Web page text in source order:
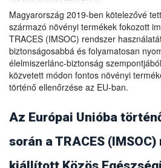
Magyarország 2019-ben kötelezővé
származó növényi termékek fokozott
TRACES (IMSOC) rendszer
biztonságosabbá és folyamatosan
élelmiszerlánc-biztonság
közvetett módon fontos növényi
történő ellenőrzése az EU-ban.
Az Európai Unióba
során a TRACES